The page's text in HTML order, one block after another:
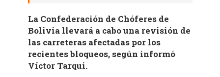
La Confederación de Chóferes de
Bolivia llevará a cabo una revisión de
las carreteras afectadas por los
recientes bloqueos, según informó
Víctor Tarqui.